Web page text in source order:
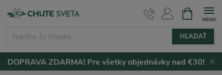
Prejsť
HĽADAŤ
KOŠÍK
DOPRAVA ZDARMA! Pre všetky objednávky nad €30!